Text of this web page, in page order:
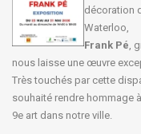
décoration
Waterloo,
Frank Pé,
nous laisse une œuvre
Très touchés par cette
souhaité rendre hommage
9e art dans notre ville.